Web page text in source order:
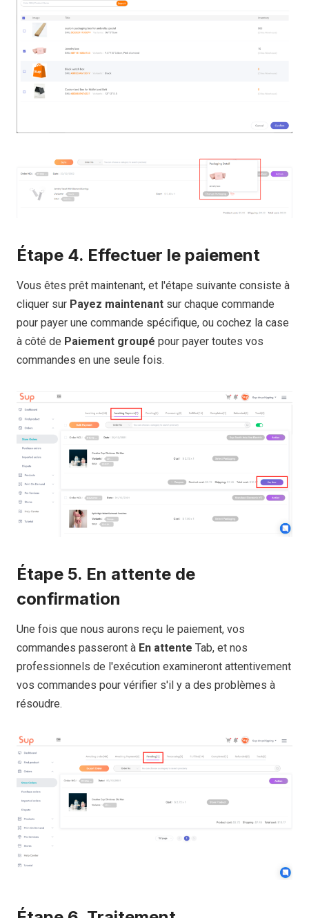
Étape 4. Effectuer le paiement
Vous êtes prêt maintenant, et l'étape suivante consiste à
cliquer sur Payez maintenant sur chaque commande
pour payer une commande spécifique, ou cochez la case
à côté de Paiement groupé pour payer toutes vos
commandes en une seule fois.
Étape 5. En attente de
confirmation
Une fois que nous aurons reçu le paiement, vos
commandes passeront à En attente Tab, et nos
professionnels de l'exécution examineront attentivement
vos commandes pour vérifier s'il y a des problèmes à
résoudre.